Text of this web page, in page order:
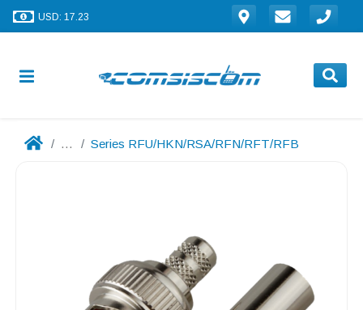
USD: 17.23
... Series RFU/HKN/RSA/RFN/RFT/RFB